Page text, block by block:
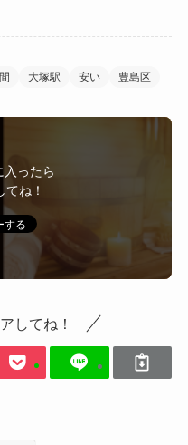
大塚駅 安い 豊島区
入ったら
ね！
してね！